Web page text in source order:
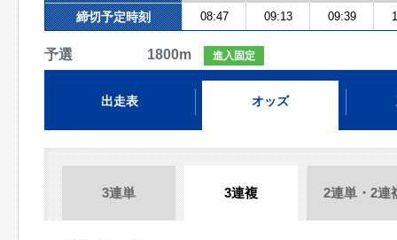
締切予定時刻 08:47 09:13 09:39
予選 1800m 進入固定
出走表 オッズ
3連単 3連複 2連単・2連